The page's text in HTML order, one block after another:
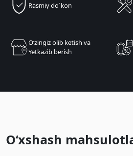
Rasmiy do`kon
Oʻzingiz olib ketish va
Yetkazib berish
O‘xshash